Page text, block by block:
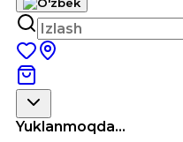
Yuklanmoqda...